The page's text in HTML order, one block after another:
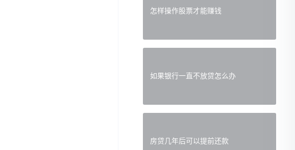
怎样操作股票才能赚钱
如果银行一直不放贷怎么办
房贷几年后可以提前还款